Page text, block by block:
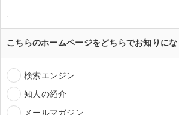
こちらのホームページをどちらでお知りにな
検索エンジン
知人の紹介
メールマガジン